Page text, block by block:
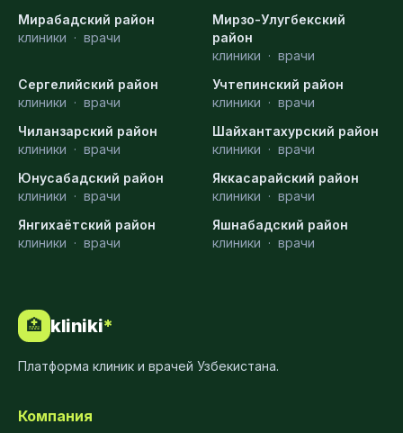
Мирабадский район
клиники · врачи
Мирзо-Улугбекский
район
клиники · врачи
Сергелийский район
клиники · врачи
Учтепинский район
клиники · врачи
Чиланзарский район
клиники · врачи
Шайхантахурский район
клиники · врачи
Юнусабадский район
клиники · врачи
Яккасарайский район
клиники · врачи
Янгихаётский район
клиники · врачи
Яшнабадский район
клиники · врачи
🏥 kliniki*
Платформа клиник и врачей Узбекистана.
Компания